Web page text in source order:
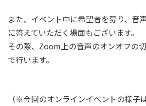
また、イベント中に希望者を募り、音
に答えていただく場面もございます。
その際、Zoom上の音声のオンオフの
で行います。
（※今回のオンラインイベントの様子